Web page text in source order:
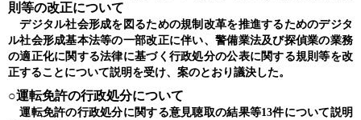
則等の改正について
デジタル社会形成を図るための規制改革を推進するためのデジタ
ル社会形成基本法等の一部改正に伴い、警備業法及び探偵業の業務
の適正化に関する法律に基づく行政処分の公表に関する規則等を改
正することについて説明を受け、案のとおり議決した。
○運転免許の行政処分について
運転免許の行政処分に関する意見聴取の結果等13件について説明